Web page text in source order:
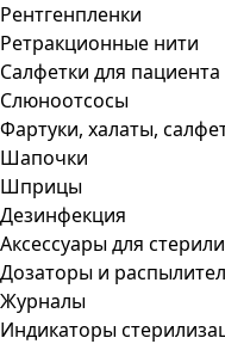
Рентгенпленки
Ретракционные нити
Салфетки для пациента
Слюноотсосы
Фартуки, халаты,
Шапочки
Шприцы
Дезинфекция
Аксессуары для
Дозаторы и
Журналы
Индикаторы